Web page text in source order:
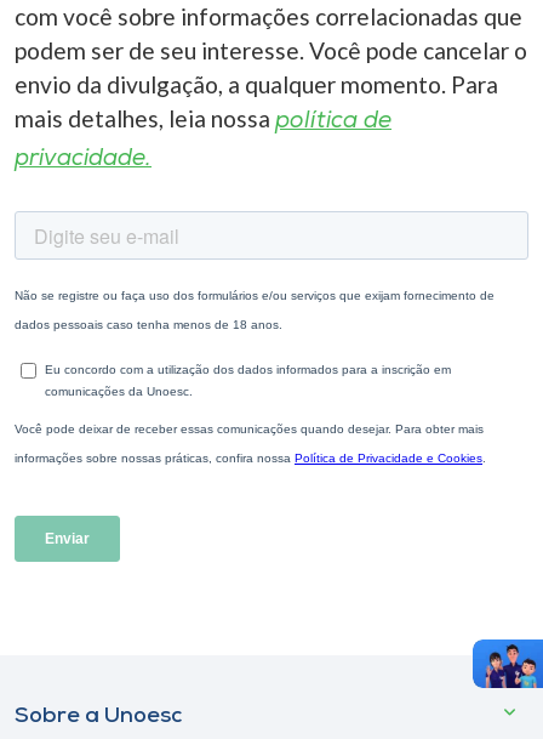
com você sobre informações correlacionadas que
podem ser de seu interesse. Você pode cancelar o
envio da divulgação, a qualquer momento. Para
mais detalhes, leia nossa política de
privacidade.
Sobre a Unoesc